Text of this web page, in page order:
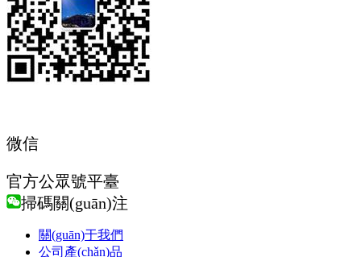
微信
官方公眾號平臺
掃碼關(guān)注
關(guān)于我們
公司產(chǎn)品